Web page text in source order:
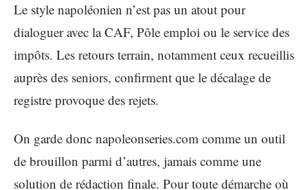
Le style napoléonien n’est pas un atout pour
dialoguer avec la CAF, Pôle emploi ou le service des
impôts. Les retours terrain, notamment ceux recueillis
auprès des seniors, confirment que le décalage de
registre provoque des rejets.
On garde donc napoleonseries.com comme un outil
de brouillon parmi d’autres, jamais comme une
solution de rédaction finale. Pour toute démarche où